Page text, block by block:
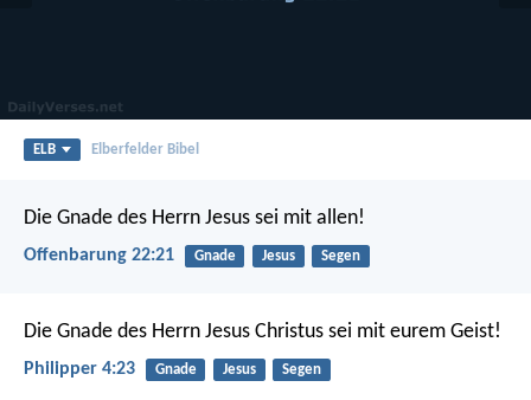
ELB Elberfelder Bibel
Die Gnade des Herrn Jesus sei mit allen!
Offenbarung 22:21 Gnade Jesus Segen
Die Gnade des Herrn Jesus Christus sei mit eurem Geist!
Philipper 4:23 Gnade Jesus Segen